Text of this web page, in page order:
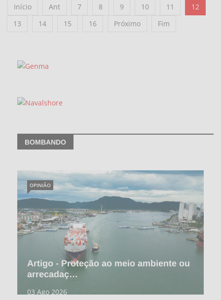
Início Ant 7 8 9 10 11
12
13
14 15 16 Próximo Fim
BOMBANDO
Artigo - Proteção ao meio ambiente ou
arrecadaç…
03 Ago 2026
OPINIÃO